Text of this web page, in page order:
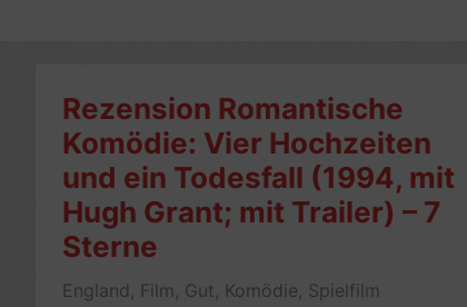
Rezension Romantische
Komödie: Vier Hochzeiten
und ein Todesfall (1994, mit
Hugh Grant; mit Trailer) – 7
Sterne
England , Film , Gut, Komödie, Spielfilm